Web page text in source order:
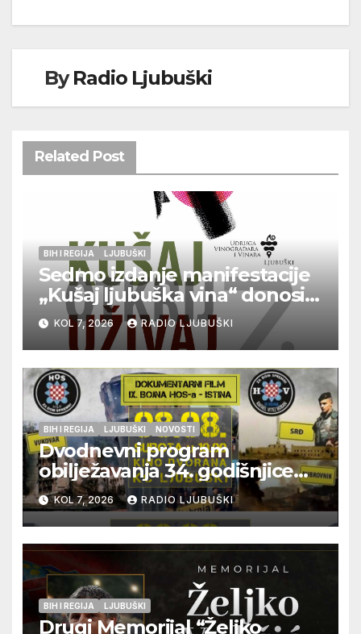
ByRadio Ljubuški
Related Post
BIH I REGIJA LJUBUŠKI
Sedmo izdanje manifestacije
„Kušaj ljubuška vina“ donosi
vrhunska vina, gastronomiju i
glazbu
KOL 7, 2026 RADIO LJUBUŠKI
BIH I REGIJA LJUBUŠKI NOVOSTI
Dvodnevni program
obilježavanja 34. godišnjice
pogibije generala Blaža
Kraljevića i osmorice
pripadnika HOS-a
KOL 7, 2026 RADIO LJUBUŠKI
BIH I REGIJA LJUBUŠKI
Drugi Memorijal “Željko